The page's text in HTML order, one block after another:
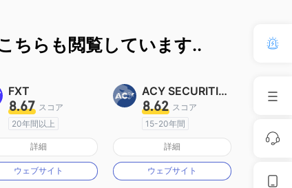
ちらも閲覧しています..
FXT
8.67 スコア
20年間以上
オーストラリア規制
マーケットメイキングライセンス（MM）
詳細
ウェブサイト
ACY SECURITIES
8.62 スコア
15-20年間
オーストラリア規制
マーケットメイキングライセンス（MM）
詳細
ウェブサイト